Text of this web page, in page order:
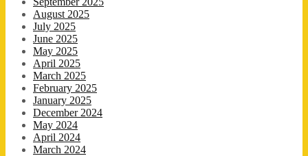
August 2025
July 2025
June 2025
May 2025
April 2025
March 2025
February 2025
January 2025
December 2024
May 2024
April 2024
March 2024